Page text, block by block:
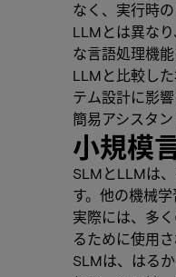
なく、実行時
LLMとは異な
な言語処理機
LLMと比較し
テム設計に影
簡易アシスタ
小規模
SLMとLLMは
す。他の機械
実際には、多
るために使用
SLMは、はる